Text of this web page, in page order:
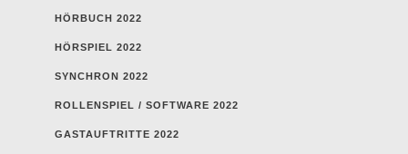
HÖRBUCH 2022
HÖRSPIEL 2022
SYNCHRON 2022
ROLLENSPIEL / SOFTWARE 2022
GASTAUFTRITTE 2022